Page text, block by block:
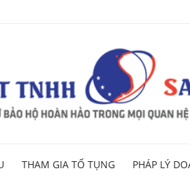
to
THAM GIA TỐ TỤNG PHÁP LÝ